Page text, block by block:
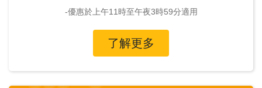
-優惠於上午11時至午夜3時59分適用
了解更多